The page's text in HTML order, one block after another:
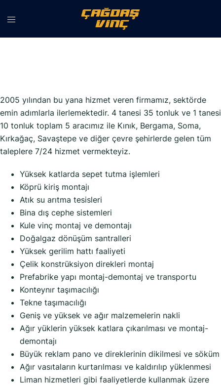
atla
2005 yılından bu yana hizmet veren firmamız, sektörde
emin adımlarla ilerlemektedir. 4 tanesi 35 tonluk ve 1 tanesi
10 tonluk toplam 5 aracımız ile Kınık, Bergama, Soma,
Kırkağaç, Savaştepe ve diğer çevre şehirlerde gelen tüm
taleplere 7/24 hizmet vermekteyiz.
Yüksek katlarda sepet tutma işlemleri
Köprü kiriş montajı
Atık su arıtma tesisleri
Bina dış cephe sistemleri
Kule vinç montaj ve demontajı
Doğalgaz dönüşüm santralleri
Yüksek gerilim hattı faaliyeti
Çelik konstrüksiyon direkleri montaj
Prefabrike yapı montaj-demontaj ve transportu
Konteynır taşımacılığı
Tekne taşımacılığı
Geniş ve yüksek ve ağır malzemelerin nakli
Ağır yüklerin yüksek katlara çıkarılması ve montaj-
demontajı
Büyük reklam pano ve direklerinin dikilmesi ve söküm
Ağır vasıtaların kurtarılması ve kaldırılıp yüklenmesi
Liman hizmetleri gibi faaliyetlerde kullanmak üzere